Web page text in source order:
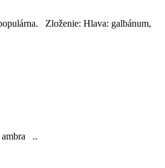
Zloženie: Hlava: galbánum,
ambra ..